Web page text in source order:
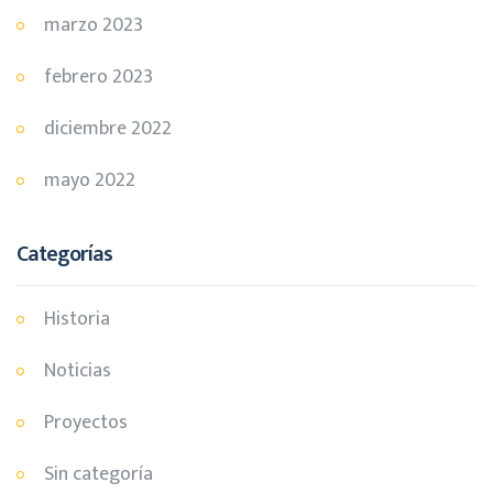
marzo 2023
febrero 2023
diciembre 2022
mayo 2022
Categorías
Historia
Noticias
Proyectos
Sin categoría